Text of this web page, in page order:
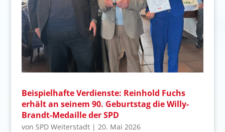
Beispielhafte Verdienste: Reinhold Fuchs
erhält an seinem 90. Geburtstag die Willy-
Brandt-Medaille der SPD
von SPD Weiterstadt| 20. Mai 2026